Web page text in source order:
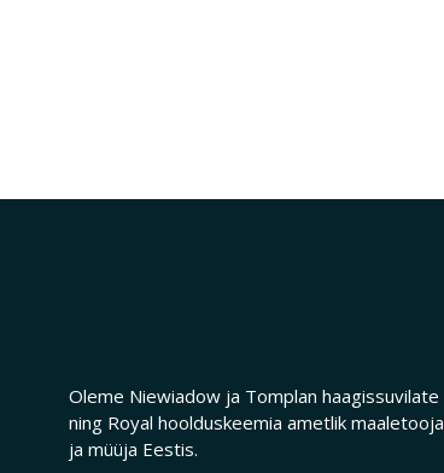
Oleme Niewiadow ja Tomplan haagissuvilate
ning Royal hoolduskeemia ametlik maaletooja
ja müüja Eestis.